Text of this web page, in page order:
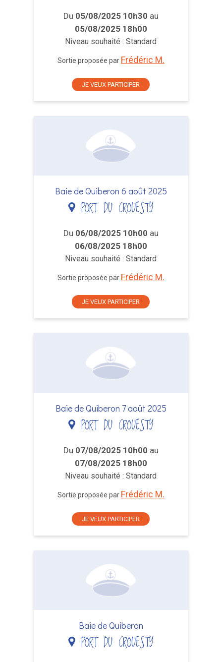
Du 05/08/2025 10h30 au
05/08/2025 18h00
Niveau souhaité : Standard
Sortie proposée par Frédéric M.
JE VEUX PARTICIPER
Baie de Quiberon 6 août 2025
PORT DU CROUESTY
Du 06/08/2025 10h00 au
06/08/2025 18h00
Niveau souhaité : Standard
Sortie proposée par Frédéric M.
JE VEUX PARTICIPER
Baie de Quiberon 7 août 2025
PORT DU CROUESTY
Du 07/08/2025 10h00 au
07/08/2025 18h00
Niveau souhaité : Standard
Sortie proposée par Frédéric M.
JE VEUX PARTICIPER
Baie de Quiberon
PORT DU CROUESTY